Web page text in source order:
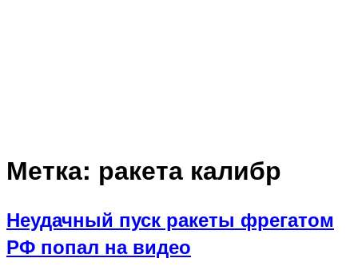
Метка: ракета калибр
Неудачный пуск ракеты фрегатом
РФ попал на видео